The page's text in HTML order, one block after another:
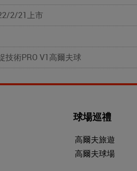
2/21上市
技術PRO V1高爾夫球
球場巡禮
高爾夫旅遊
高爾夫球場